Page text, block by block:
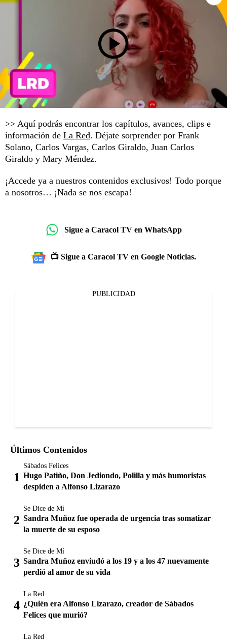
>> Aquí podrás encontrar los capítulos, avances, clips e
información de La Red. Déjate sorprender por Frank
Solano, Carlos Vargas, Carlos Giraldo, Juan Carlos
Giraldo y Mary Méndez.
¡Accede ya a nuestros contenidos exclusivos! Todo porque
a nosotros… ¡Nada se nos escapa!
Sigue a Caracol TV en WhatsApp
📺 Sigue a Caracol TV en Google Noticias.
PUBLICIDAD
Últimos Contenidos
Sábados Felices
Hugo Patiño, Don Jediondo, Polilla y más humoristas
despiden a Alfonso Lizarazo
Se Dice de Mí
Sandra Muñoz fue operada de urgencia tras somatizar
la muerte de su esposo
Se Dice de Mí
Sandra Muñoz enviudó a los 19 y a los 47 nuevamente
perdió al amor de su vida
La Red
¿Quién era Alfonso Lizarazo, creador de Sábados
Felices que murió?
La Red